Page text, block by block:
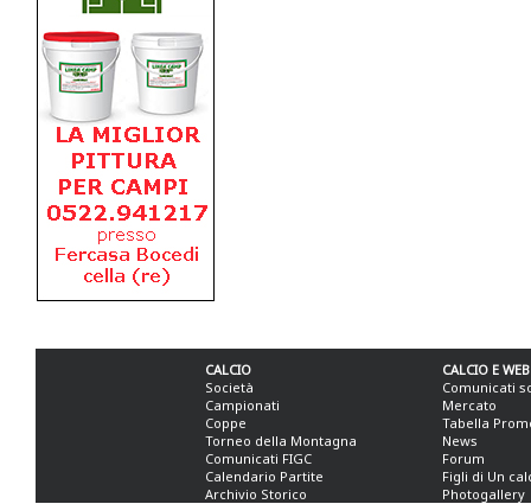
CALCIO
Società
Campionati
Coppe
Torneo della Montagna
Comunicati FIGC
Calendario Partite
Archivio Storico
CALCIO E WEB
Comunicati
Mercato
Tabella
News
Forum
Figli di Un
Photogallery